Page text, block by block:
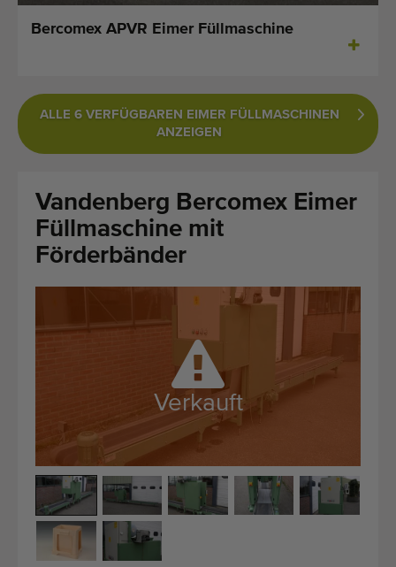
Importieren einer Maschine
Automaten
Uber uns
FAQ
Fachpersonal
Weltweite Lieferung
Seit 1977
Bercomex APVR Eimer Füllmaschine
ALLE 6 VERFÜGBAREN EIMER FÜLLMASCHINEN
ANZEIGEN
Vandenberg Bercomex Eimer
Füllmaschine mit
Förderbänder
Verkauft